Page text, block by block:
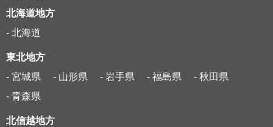
北海道地方
- 北海道
東北地方
- 宮城県
- 山形県 - 岩手県 - 福島県
- 秋田県
- 青森県
北信越地方